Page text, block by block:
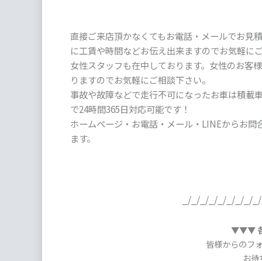
直接ご来店頂かなくてもお電話・メールでお見
に工賃や時間などお伝え出来ますのでお気軽に
女性スタッフも在中しております。女性のお客
りますのでお気軽にご相談下さい。
事故や故障などで走行不可になったお車は積載
で24時間365日対応可能です！
ホームページ・お電話・メール・LINEからお問
ます。
_/_/_/_/_/_/_/_/
▼▼▼
皆様からのフ
お